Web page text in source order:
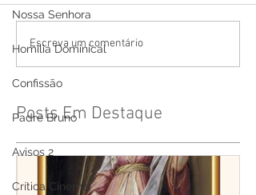
Nossa Senhora
Homilia Dominical
Confissão
Padre Bruno
Avisos 2
Crítica Cinema
Escreva um comentário
Posts Em Destaque